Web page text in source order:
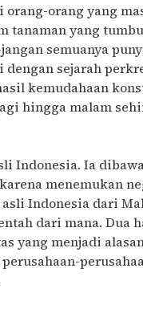
orang yang
tanaman yang
semuanya
sejarah
kemudahaan
hingga malam
Indonesia. Ia
menemukan
Indonesia dari
dari mana. Dua
yang menjadi